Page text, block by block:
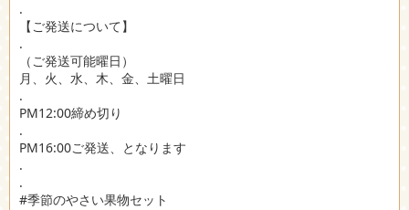
.
【ご発送について】
.
（ご発送可能曜日）
月、火、水、木、金、土曜日
.
PM12:00締め切り
.
PM16:00ご発送、となります
.
.
#季節のやさい果物セット